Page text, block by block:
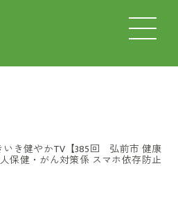
いき健やかTV【385回 弘前市 健康
保健・がん対策係 スマホ依存防止